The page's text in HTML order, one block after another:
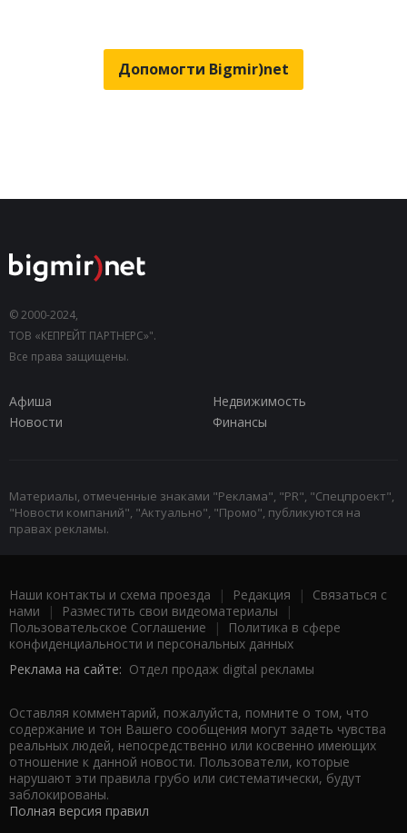
Допомогти Bigmir)net
© 2000-2024,
ТОВ «КЕПРЕЙТ ПАРТНЕРС»".
Все права защищены.
Афиша
Недвижимость
Новости
Финансы
Материалы, отмеченные знаками "Реклама", "PR", "Спецпроект",
"Новости компаний", "Актуально", "Промо", публикуются на
правах рекламы.
Наши контакты и схема проезда | Редакция | Связаться с
нами | Разместить свои видеоматериалы |
Пользовательское Соглашение |
Политика в сфере
конфиденциальности и персональных данных
Реклама на сайте: Отдел продаж digital рекламы
Оставляя комментарий, пожалуйста, помните о том, что
содержание и тон Вашего сообщения могут задеть чувства
реальных людей, непосредственно или косвенно имеющих
отношение к данной новости. Пользователи, которые
нарушают эти правила грубо или систематически, будут
заблокированы.
Полная версия правил